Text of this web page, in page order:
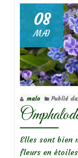
08
MAI
malo Publié
Elles sont bien
fleurs en